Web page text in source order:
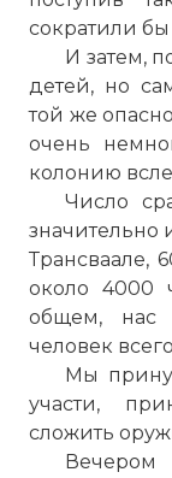
сократили
И затем,
детей, но
той же
очень
колонию
Число
значительно
Трансваале,
около 4000
общем, нас
человек
Мы
участи,
сложить
Фото